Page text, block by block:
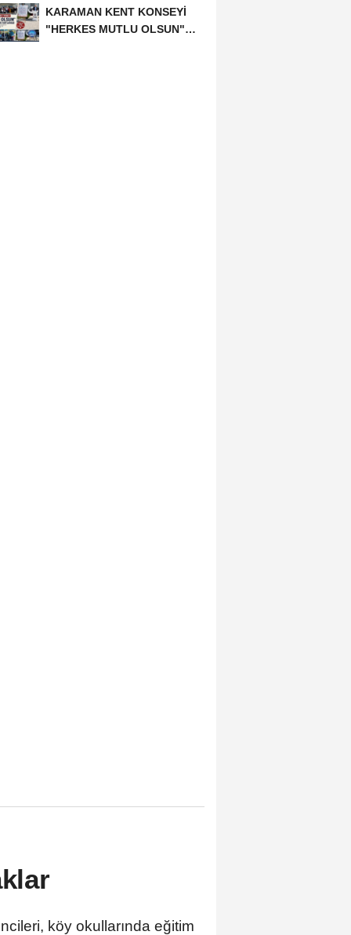
KARAMAN KENT KONSEYİ
"HERKES MUTLU OLSUN"
köy okullarında eğitim